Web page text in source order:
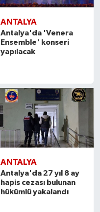
ANTALYA
Antalya'da 'Venera
Ensemble' konseri
yapılacak
ANTALYA
Antalya'da 27 yıl 8 ay
hapis cezası bulunan
hükümlü yakalandı